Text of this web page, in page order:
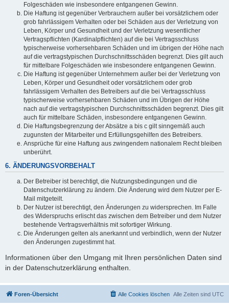
Folgeschäden wie insbesondere entgangenen Gewinn.
Die Haftung ist gegenüber Verbrauchern außer bei vorsätzlichem oder
grob fahrlässigem Verhalten oder bei Schäden aus der Verletzung von
Leben, Körper und Gesundheit und der Verletzung wesentlicher
Vertragspflichten (Kardinalpflichten) auf die bei Vertragsschluss
typischerweise vorhersehbaren Schäden und im übrigen der Höhe nach
auf die vertragstypischen Durchschnittsschäden begrenzt. Dies gilt auch
für mittelbare Folgeschäden wie insbesondere entgangenen Gewinn.
Die Haftung ist gegenüber Unternehmern außer bei der Verletzung von
Leben, Körper und Gesundheit oder vorsätzlichem oder grob
fahrlässigem Verhalten des Betreibers auf die bei Vertragsschluss
typischerweise vorhersehbaren Schäden und im Übrigen der Höhe
nach auf die vertragstypischen Durchschnittsschäden begrenzt. Dies gilt
auch für mittelbare Schäden, insbesondere entgangenen Gewinn.
Die Haftungsbegrenzung der Absätze a bis c gilt sinngemäß auch
zugunsten der Mitarbeiter und Erfüllungsgehilfen des Betreibers.
Ansprüche für eine Haftung aus zwingendem nationalem Recht bleiben
unberührt.
6. ÄNDERUNGSVORBEHALT
Der Betreiber ist berechtigt, die Nutzungsbedingungen und die
Datenschutzerklärung zu ändern. Die Änderung wird dem Nutzer per E-
Mail mitgeteilt.
Der Nutzer ist berechtigt, den Änderungen zu widersprechen. Im Falle
des Widerspruchs erlischt das zwischen dem Betreiber und dem Nutzer
bestehende Vertragsverhältnis mit sofortiger Wirkung.
Die Änderungen gelten als anerkannt und verbindlich, wenn der Nutzer
den Änderungen zugestimmt hat.
Informationen über den Umgang mit Ihren persönlichen Daten sind
in der Datenschutzerklärung enthalten.
Foren-Übersicht Alle Zeiten sind UTC
Alle Cookies löschen